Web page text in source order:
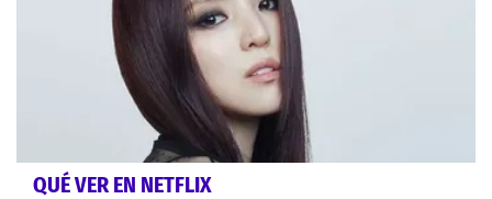
QUÉ VER EN NETFLIX